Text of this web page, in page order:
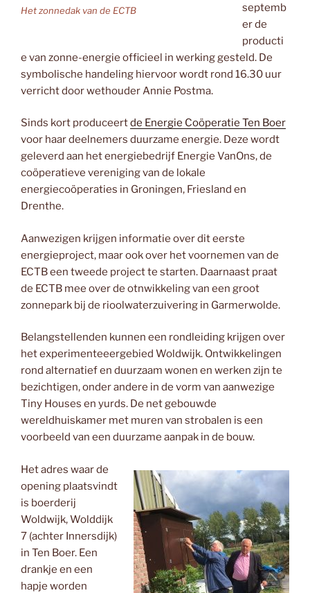
Het zonnedak van de ECTB
septemb
er de
producti
e van zonne-energie officieel in werking gesteld. De
symbolische handeling hiervoor wordt rond 16.30 uur
verricht door wethouder Annie Postma.
Sinds kort produceertde Energie Coöperatie Ten Boer
voor haar deelnemers duurzame energie. Deze wordt
geleverd aan het energiebedrijf Energie VanOns, de
coöperatieve vereniging van de lokale
energiecoöperaties in Groningen, Friesland en
Drenthe.
Aanwezigen krijgen informatie over dit eerste
energieproject, maar ook over het voornemen van de
ECTB een tweede project te starten. Daarnaast praat
de ECTB mee over de otnwikkeling van een groot
zonnepark bij de rioolwaterzuivering in Garmerwolde.
Belangstellenden kunnen een rondleiding krijgen over
het experimenteeergebied Woldwijk. Ontwikkelingen
rond alternatief en duurzaam wonen en werken zijn te
bezichtigen, onder andere in de vorm van aanwezige
Tiny Houses en yurds. De net gebouwde
wereldhuiskamer met muren van strobalen is een
voorbeeld van een duurzame aanpak in de bouw.
Het adres waar de
opening plaatsvindt
is boerderij
Woldwijk, Wolddijk
7 (achter Innersdijk)
in Ten Boer. Een
drankje en een
hapje worden